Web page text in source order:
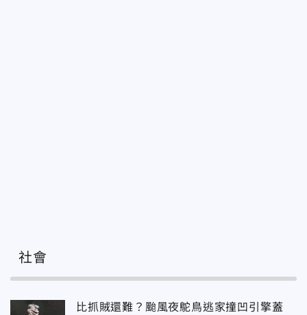
社會
比抓賊還難？颱風夜鴕鳥逃家撞凹引擎蓋